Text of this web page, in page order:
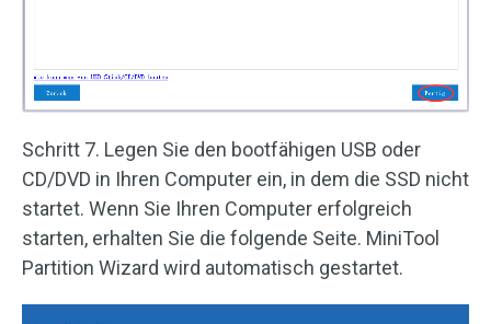
Schritt 7. Legen Sie den bootfähigen USB oder
CD/DVD in Ihren Computer ein, in dem die SSD nicht
startet. Wenn Sie Ihren Computer erfolgreich
starten, erhalten Sie die folgende Seite. MiniTool
Partition Wizard wird automatisch gestartet.